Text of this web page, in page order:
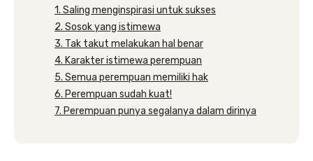
1. Saling menginspirasi untuk sukses
2. Sosok yang istimewa
3. Tak takut melakukan hal benar
4. Karakter istimewa perempuan
5. Semua perempuan memiliki hak
6. Perempuan sudah kuat!
7. Perempuan punya segalanya dalam dirinya